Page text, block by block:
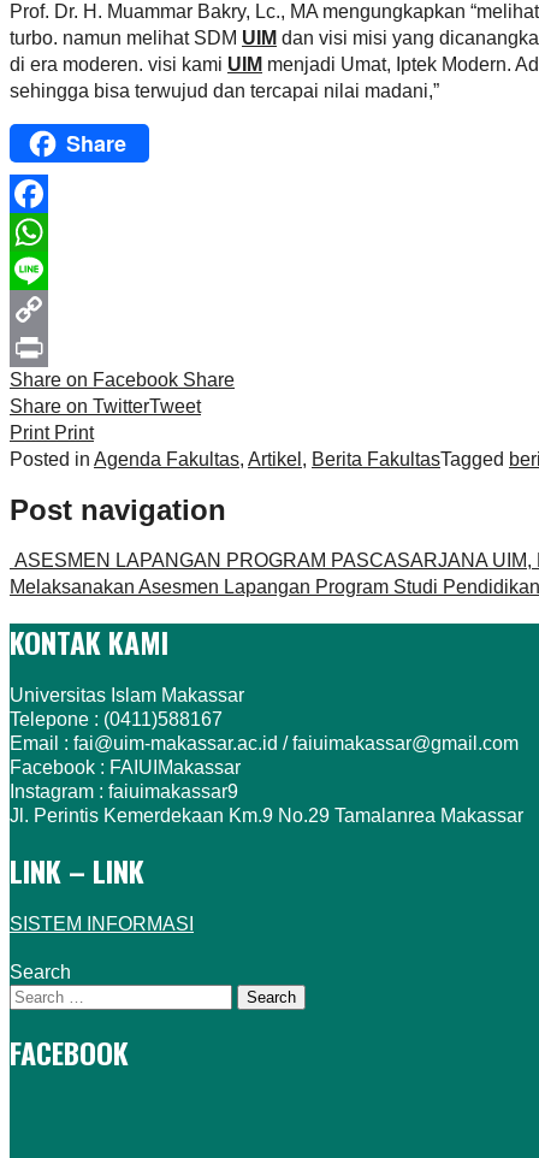
Prof. Dr. H. Muammar Bakry, Lc., MA mengungkapkan
turbo. namun melihat SDM UIM dan visi misi yang
di era moderen. visi kami UIM menjadi Umat, Iptek Modern.
sehingga bisa terwujud dan tercapai nilai madani,”
Share
Facebook
WhatsApp
Line
Copy
Link
Print
Share on Facebook Share
Share on TwitterTweet
Print Print
Posted in Agenda Fakultas, Artikel , Berita FakultasTagged
Post navigation
ASESMEN LAPANGAN PROGRAM PASCASARJANA
Melaksanakan Asesmen Lapangan Program Studi
KONTAK KAMI
Universitas Islam Makassar
Telepone : (0411)588167
Email : fai@uim-makassar.ac.id / faiuimakassar@gmail.com
Facebook : FAIUIMakassar
Instagram : faiuimakassar9
Jl. Perintis Kemerdekaan Km.9 No.29 Tamalanrea Makassar
LINK – LINK
SISTEM INFORMASI
Search
FACEBOOK